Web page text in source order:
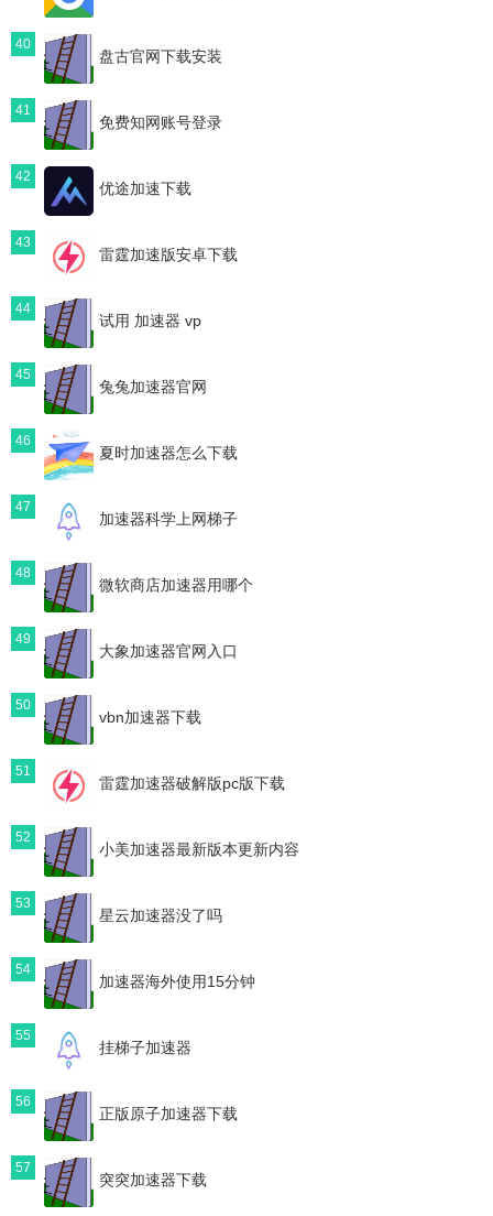
40
盘古官网下载安装
41
免费知网账号登录
42
优途加速下载
43
雷霆加速版安卓下载
44
试用 加速器 vp
45
兔兔加速器官网
46
夏时加速器怎么下载
47
加速器科学上网梯子
48
微软商店加速器用哪个
49
大象加速器官网入口
50
vbn加速器下载
51
雷霆加速器破解版pc版下载
52
小美加速器最新版本更新内容
53
星云加速器没了吗
54
加速器海外使用15分钟
55
挂梯子加速器
56
正版原子加速器下载
57
突突加速器下载